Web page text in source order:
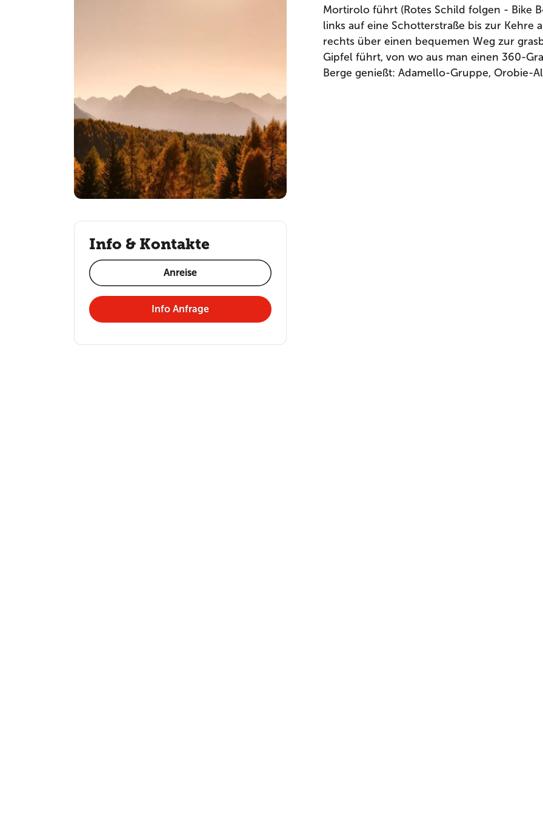
Mortirolo führt (Rotes Schild folgen - Bike
links auf eine Schotterstraße bis zur Kehre
rechts über einen bequemen Weg zur
Gipfel führt, von wo aus man einen 360-
Berge genießt: Adamello-Gruppe, Orobie-
Info & Kontakte
Anreise
Info Anfrage